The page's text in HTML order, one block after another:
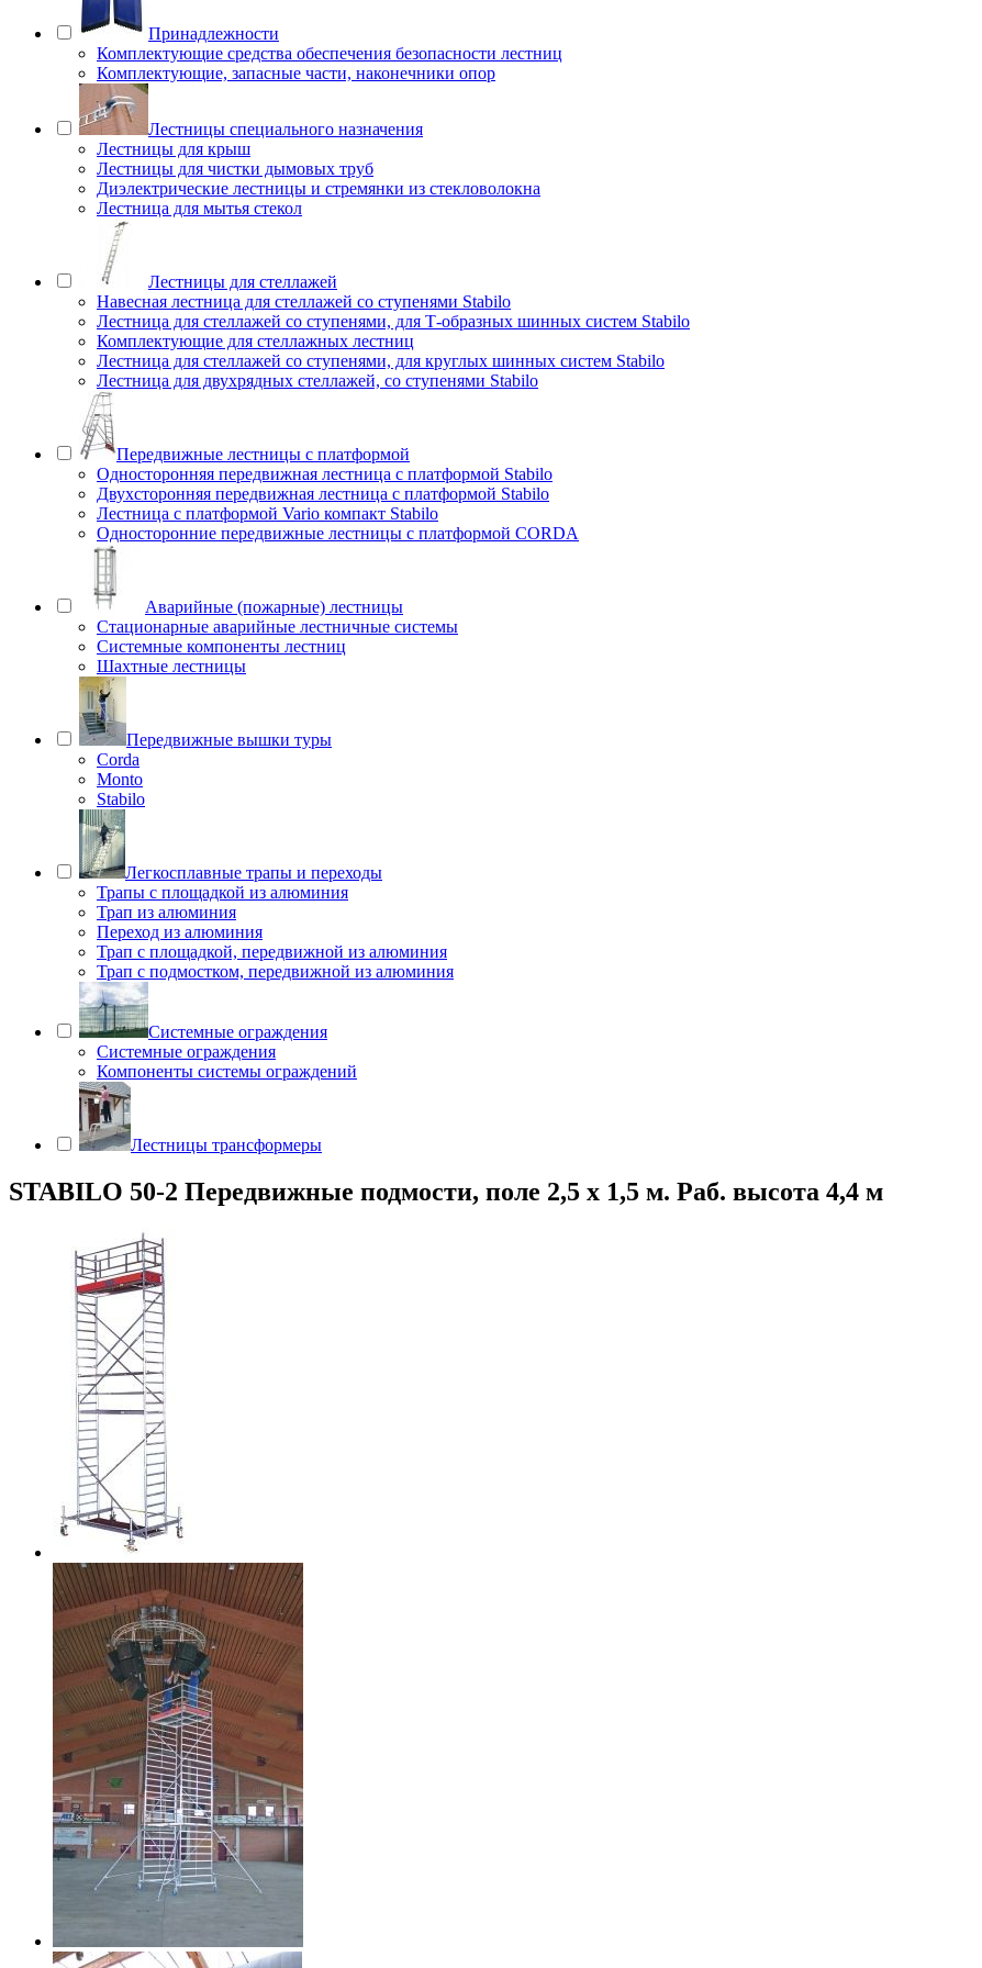
Принадлежности
Комплектующие средства обеспечения безопасности лестниц
Комплектующие, запасные части, наконечники опор
Лестницы специального назначения
Лестницы для крыш
Лестницы для чистки дымовых труб
Диэлектрические лестницы и стремянки из стекловолокна
Лестница для мытья стекол
Лестницы для стеллажей
Навесная лестница для стеллажей со ступенями Stabilo
Лестница для стеллажей со ступенями, для Т-образных шинных систем Stabilo
Комплектующие для стеллажных лестниц
Лестница для стеллажей со ступенями, для круглых шинных систем Stabilo
Лестница для двухрядных стеллажей, со ступенями Stabilo
Передвижные лестницы с платформой
Односторонняя передвижная лестница с платформой Stabilo
Двухсторонняя передвижная лестница с платформой Stabilo
Лестница с платформой Vario компакт Stabilo
Односторонние передвижные лестницы с платформой CORDA
Аварийные (пожарные) лестницы
Стационарные аварийные лестничные системы
Системные компоненты лестниц
Шахтные лестницы
Передвижные вышки туры
Corda
Monto
Stabilo
Легкосплавные трапы и переходы
Трапы с площадкой из алюминия
Трап из алюминия
Переход из алюминия
Трап с площадкой, передвижной из алюминия
Трап с подмостком, передвижной из алюминия
Системные ограждения
Системные ограждения
Компоненты системы ограждений
Лестницы трансформеры
STABILO 50-2 Передвижные подмости, поле 2,5 х 1,5 м. Раб. высота 4,4 м